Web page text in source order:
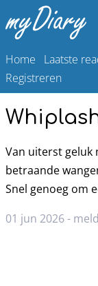
Home Laatste
Registreren
Van uiterst geluk
betraande
Snel genoeg om
01 jun 2026 -